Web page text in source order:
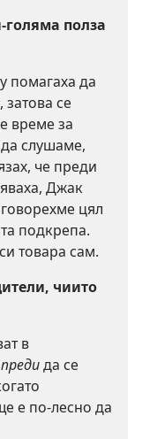
голяма полза
помагаха да
се
време за
слушаме,
че преди
Джак
цял
подкрепа.
товара сам.
чиито
в
предида се
е по-лесно да